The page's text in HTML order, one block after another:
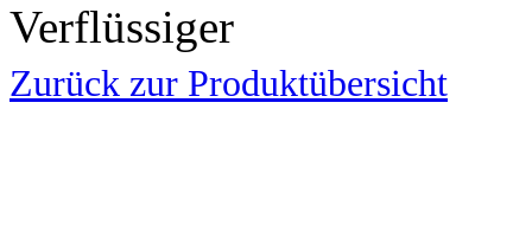
Verflüssiger
Zurück zur Produktübersicht